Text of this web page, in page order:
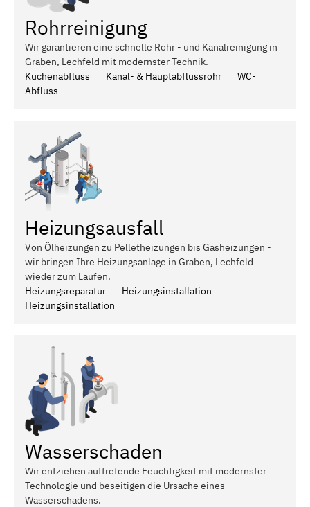
Rohrreinigung
Wir garantieren eine schnelle Rohr - und Kanalreinigung in
Graben, Lechfeld mit modernster Technik.
Küchenabfluss
Kanal- & Hauptabflussrohr
WC-
Abfluss
Heizungsausfall
Von Ölheizungen zu Pelletheizungen bis Gasheizungen -
wir bringen Ihre Heizungsanlage in Graben, Lechfeld
wieder zum Laufen.
Heizungsreparatur
Heizungsinstallation
Heizungsinstallation
Wasserschaden
Wir entziehen auftretende Feuchtigkeit mit modernster
Technologie und beseitigen die Ursache eines
Wasserschadens.